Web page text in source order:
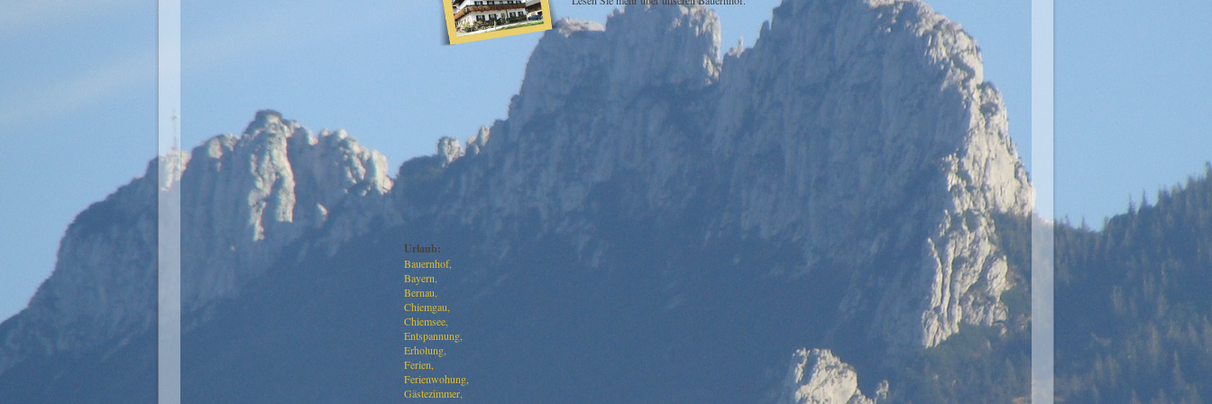
Urlaub:
Bauernhof
Bayern
Bernau
Chiemgau
Chiemsee
Entspannung
Erholung
Ferien
Ferienwohung
Gästezimmer